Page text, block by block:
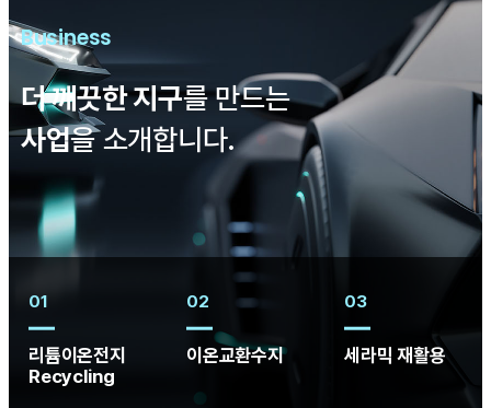
Business
더 깨끗한 지구를 만드는
사업을 소개합니다.
01
리튬이온전지
Recycling
02
이온교환수지
03
세라믹 재활용